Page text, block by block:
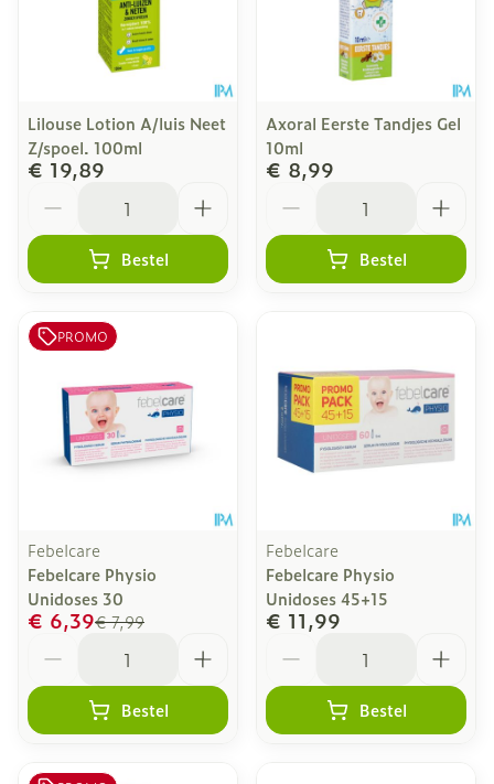
Lilouse Lotion A/luis Neet
Z/spoel. 100ml
€ 19,89
Bestel
Axoral Eerste Tandjes Gel
10ml
€ 8,99
Bestel
PROMO
Febelcare
Febelcare Physio
Unidoses 30
€ 7,99
€ 6,39
Bestel
Febelcare
Febelcare Physio
Unidoses 45+15
€ 11,99
Bestel